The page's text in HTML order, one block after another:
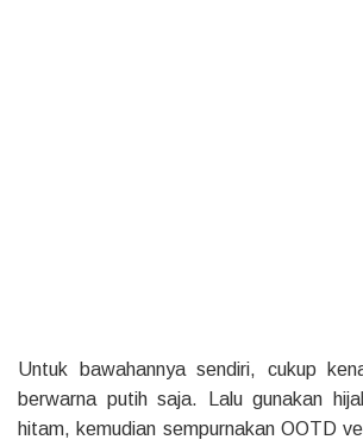
Untuk bawahannya sendiri, cukup
berwarna putih saja. Lalu gunakan
hitam, kemudian sempurnakan OOTD